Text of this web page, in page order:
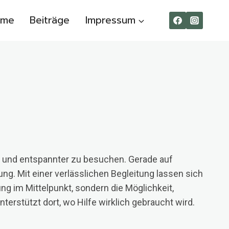
Beiträge Impressum
entspannter zu besuchen. Gerade auf
Mit einer verlässlichen Begleitung lassen sich
im Mittelpunkt, sondern die Möglichkeit,
dort, wo Hilfe wirklich gebraucht wird.